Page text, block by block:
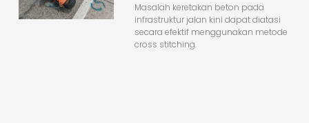
Masalah keretakan beton pada
infrastruktur jalan kini dapat diatasi
secara efektif menggunakan metode
cross stitching.